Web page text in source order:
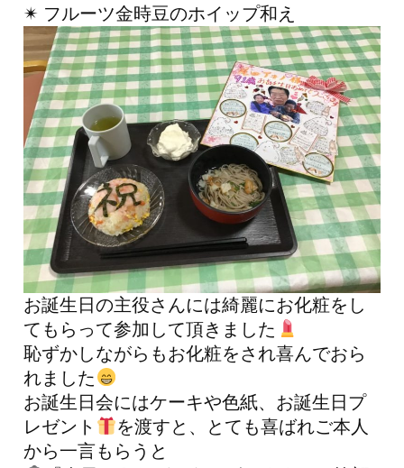
✴︎ フルーツ金時豆のホイップ和え
お誕生日の主役さんには綺麗にお化粧をし
てもらって参加して頂きました
恥ずかしながらもお化粧をされ喜んでおら
れました
お誕生日会にはケーキや色紙、お誕生日プ
レゼント
を渡すと、とても喜ばれご本人
から一言もらうと